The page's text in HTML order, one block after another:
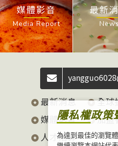
媒體影音
Media Report
最新
最新消息 全球
媒體影音
加盟
人才招募
隱私權政策
為達到最佳的瀏覽